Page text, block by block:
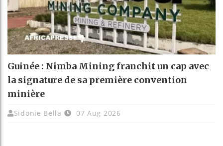
Guinée : Nimba Mining franchit un cap avec
la signature de sa première convention
minière
Sidonie Bella 07 Aug 2026